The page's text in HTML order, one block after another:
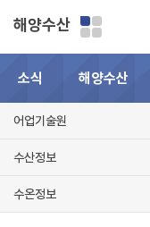
해양수산
소식 해양수산
어업기술원
수산정보
수온정보